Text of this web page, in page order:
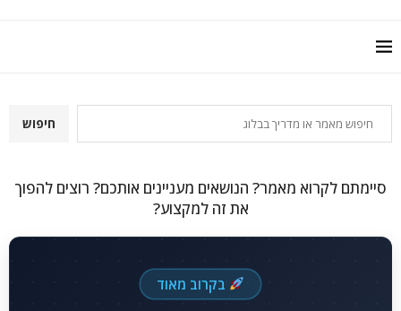
חיפוש
סיימתם לקרוא מאמר? הנושאים מעניינים אותכם? רוצים להפוך
את זה למקצוע?
בקרוב מאוד